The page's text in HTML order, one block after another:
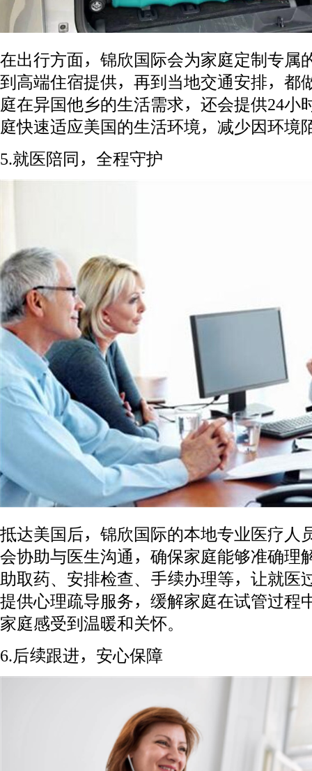
在出行方面，锦欣国际会为家庭定制专属
到高端住宿提供，再到当地交通安排，都
庭在异国他乡的生活需求，还会提供24小
庭快速适应美国的生活环境，减少因环境
5.就医陪同，全程守护
抵达美国后，锦欣国际的本地专业医疗人
会协助与医生沟通，确保家庭能够准确理
助取药、安排检查、手续办理等，让就医
提供心理疏导服务，缓解家庭在试管过程
家庭感受到温暖和关怀。
6.后续跟进，安心保障